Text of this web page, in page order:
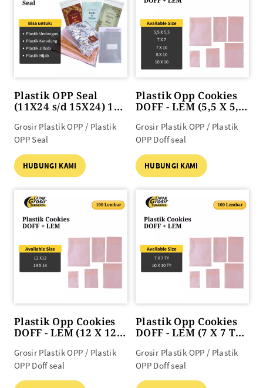
Plastik OPP Seal
(11X24 s/d 15X24) 18
Grosir Plastik OPP / Plastik
OPP Seal
HUBUNGI KAMI
Plastik Opp Cookies
DOFF - LEM (5,5 X 5,5
Grosir Plastik OPP / Plastik
OPP Doff seal
HUBUNGI KAMI
Plastik Opp Cookies
DOFF - LEM (12 X 12
Grosir Plastik OPP / Plastik
OPP Doff seal
Plastik Opp Cookies
DOFF - LEM (7 X 7 TY
Grosir Plastik OPP / Plastik
OPP Doff seal